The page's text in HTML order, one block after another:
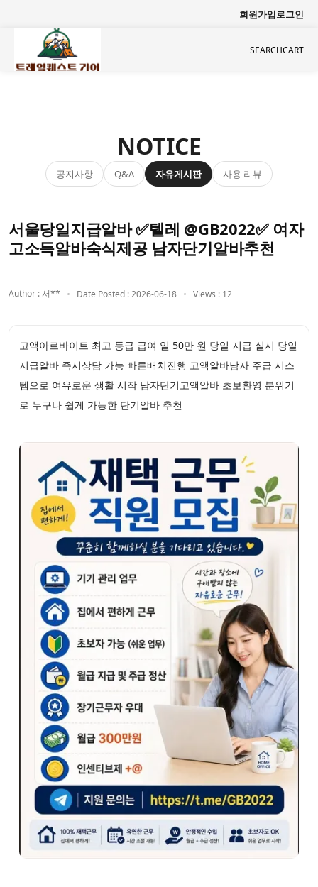
회원가입로그인
SEARCHCART
NOTICE
공지사항 Q&A 자유게시판 사용 리뷰
서울당일지급알바 ✅텔레 @GB2022✅ 여자
고소득알바숙식제공 남자단기알바추천
Author : 서** Date Posted : 2026-06-18 Views : 12
고액아르바이트 최고 등급 급여 일 50만 원 당일 지급 실시 당일
지급알바 즉시상담 가능 빠른배치진행 고액알바남자 주급 시스
템으로 여유로운 생활 시작 남자단기고액알바 초보환영 분위기
로 누구나 쉽게 가능한 단기알바 추천